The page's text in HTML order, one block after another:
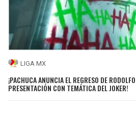
LIGA MX
¡PACHUCA ANUNCIA EL REGRESO DE
PRESENTACIÓN CON TEMÁTICA DEL JOKER!